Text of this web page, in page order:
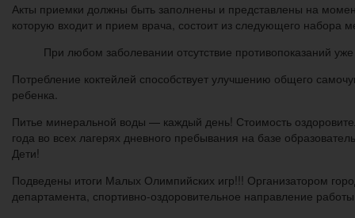
Акты приемки должны быть заполнены и представлены на
которую входит и прием врача, состоит из следующего набора
При любом заболевании отсутствие противопоказаний
Потребление коктейлей способствует улучшению общего
ребенка.
Питье минеральной воды — каждый день! Стоимость
года во всех лагерях дневного пребывания на базе
Дети!
Подведены итоги Малых Олимпийских игр!!! Организатором
департамента, спортивно-оздоровительное направление